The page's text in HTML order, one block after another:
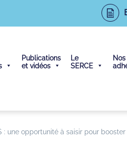
Publications
et vidéos
Le
SERCE
Nos
: une opportunité à saisir pour